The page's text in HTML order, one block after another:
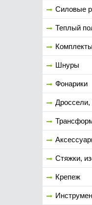
Силовые
Теплый
Шнуры
Фонарики
Стяжки,
Крепеж